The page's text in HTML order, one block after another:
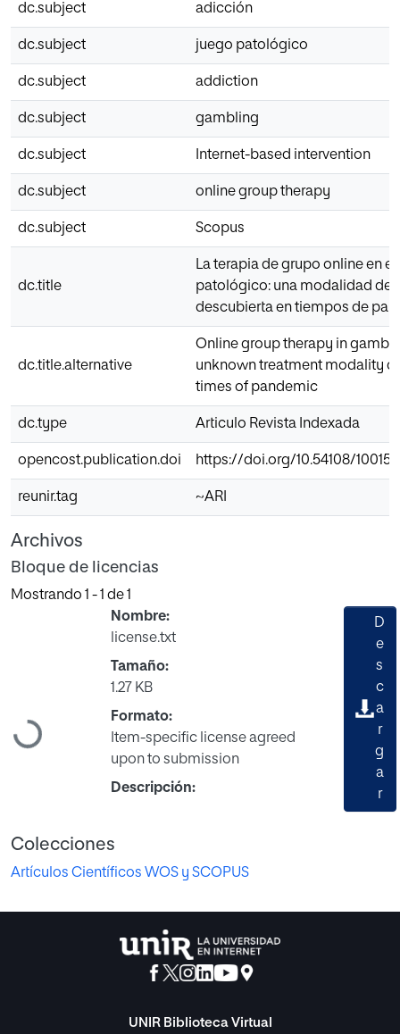
dc.subject adicción
dc.subject juego patológico
dc.subject addiction
dc.subject gambling
dc.subject Internet-based intervention
dc.subject online group therapy
dc.subject Scopus
dc.title
La terapia de grupo online en
patológico: una modalidad
descubierta en tiempos de
dc.title.alternative
Online group therapy in
unknown treatment modality
times of pandemic
dc.type Articulo Revista Indexada
opencost.publication.doi https://doi.org/10.54108/10015
reunir.tag ~ARI
Archivos
Bloque de licencias
Mostrando 1 - 1 de 1
Cargando...
Nombre:
license.txt
Tamaño:
1.27 KB
Formato:
Item-specific license agreed
upon to submission
Descripción:
D
e
s
c
a
r
g
a
r
Colecciones
Artículos Científicos WOS y SCOPUS
UNIR Biblioteca Virtual